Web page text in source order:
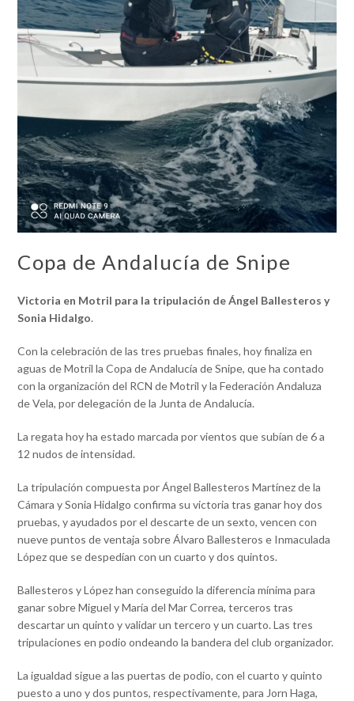
Copa de Andalucía de Snipe
Victoria en Motril para la tripulación de Ángel Ballesteros y
Sonia Hidalgo.
Con la celebración de las tres pruebas finales, hoy finaliza en
aguas de Motril la Copa de Andalucía de Snipe, que ha contado
con la organización del RCN de Motril y la Federación Andaluza
de Vela, por delegación de la Junta de Andalucía.
La regata hoy ha estado marcada por vientos que subían de 6 a
12 nudos de intensidad.
La tripulación compuesta por Ángel Ballesteros Martínez de la
Cámara y Sonia Hidalgo confirma su victoria tras ganar hoy dos
pruebas, y ayudados por el descarte de un sexto, vencen con
nueve puntos de ventaja sobre Álvaro Ballesteros e Inmaculada
López que se despedían con un cuarto y dos quintos.
Ballesteros y López han conseguido la diferencia mínima para
ganar sobre Miguel y María del Mar Correa, terceros tras
descartar un quinto y validar un tercero y un cuarto. Las tres
tripulaciones en podio ondeando la bandera del club organizador.
La igualdad sigue a las puertas de podio, con el cuarto y quinto
puesto a uno y dos puntos, respectivamente, para Jorn Haga,